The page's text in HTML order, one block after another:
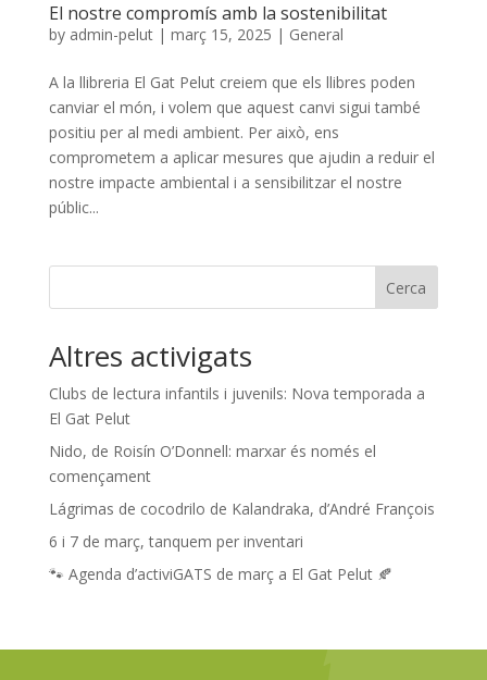
El nostre compromís amb la sostenibilitat
by admin-pelut| març 15, 2025 | General
A la llibreria El Gat Pelut creiem que els llibres poden
canviar el món, i volem que aquest canvi sigui també
positiu per al medi ambient. Per això, ens
comprometem a aplicar mesures que ajudin a reduir el
nostre impacte ambiental i a sensibilitzar el nostre
públic...
Cerca
Altres activigats
Clubs de lectura infantils i juvenils: Nova temporada a
El Gat Pelut
Nido, de Roisín O’Donnell: marxar és només el
començament
Lágrimas de cocodrilo de Kalandraka, d’André François
6 i 7 de març, tanquem per inventari
🐾 Agenda d’activiGATS de març a El Gat Pelut 🍂